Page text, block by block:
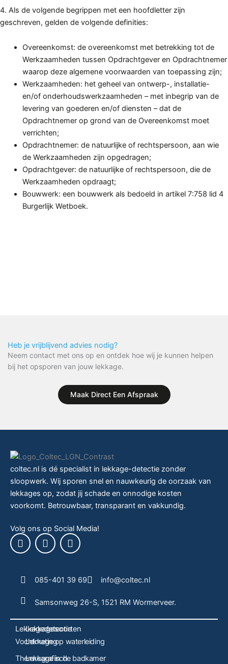
4. Als de volgende begrippen met een hoofdletter zijn
geschreven, gelden de volgende definities:
Overeenkomst: de overeenkomst met betrekking tot de
Werkzaamheden tussen Opdrachtgever en Opdrachtnemer
waarop deze algemene voorwaarden van toepassing zijn;
Werkzaamheden: het geheel van ontwerp-, installatie-
en/of onderhoudswerkzaamheden – met inbegrip van de
levering van goederen en/of diensten – dat de
Opdrachtnemer op grond van de Overeenkomst moet
verrichten;
Opdrachtnemer: de natuurlijke of rechtspersoon, aan wie
de Werkzaamheden zijn opgedragen;
Opdrachtgever: de natuurlijke of rechtspersoon, die de
Werkzaamheden opdraagt;
Bouwwerk: een bouwwerk als bedoeld in artikel 7:758 lid 4
Burgerlijk Wetboek.
Heb je vrijblijvend advies nodig?
Neem contact met ons op en ontdek hoe wij je kunnen helpen
bij het opsporen van jouw lekkage.
Maak Direct Een Afspraak
coltec.nl is dé specialist in lekkage-detectie zonder
sloopwerk. Wij sporen snel en nauwkeurig de oorzaak van
lekkages op, zodat jij schade en onnodige kosten
voorkomt. Betrouwbaar, transparant en vakkundig.
Volg ons op Social Media!
F
a
b
o
T
w
t
r
Y
o
u
e
085-401 39 69 info@coltec.nl
Samsonweg 26-S, 1521 RM Wormerveer.
Lekkagedetectie
Vochtmeting
Thermografisch
Lekkagesoorten
Lekkage op waterleiding
Lekkage in de badkamer